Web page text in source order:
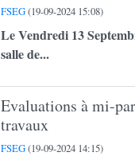
FSEG(19-09-2024 15:08)
Le Vendredi 13
salle de...
Evaluations à mi-
travaux
FSEG(19-09-2024 14:15)